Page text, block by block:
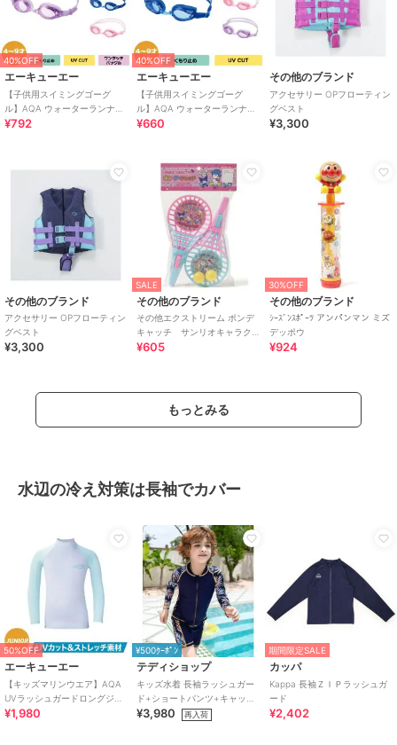
40%OFF
エーキューエー
【子供用スイミングゴーグ
ル】AQA ウォーターランナー
キッズクリック KM-1640
¥792
40%OFF
エーキューエー
【子供用スイミングゴーグ
ル】AQA ウォーターランナー
フィットキッズ KM-1641
¥660
その他のブランド
アクセサリー OPフローティン
グベスト
¥3,300
その他のブランド
アクセサリー OPフローティン
グベスト
¥3,300
SALE
その他のブランド
その他エクストリーム ポンデ
キャッチ サンリオキャラク
ターズ
¥605
30%OFF
その他のブランド
ｼｰｽﾞﾝｽﾎﾟｰﾂ アンパンマン ミズ
デッポウ
¥924
もっとみる
水辺の冷え対策は長袖でカバー
50%OFF
エーキューエー
【キッズマリンウエア】AQA
UVラッシュガードロングジュ
ニア KW-4634
¥1,980
¥500ｸｰﾎﾟﾝ
テディショップ
キッズ水着 長袖ラッシュガー
ド+ショートパンツ+キャップ
3点セット
¥3,980 再入荷
期間限定SALE
カッパ
Kappa 長袖ＺＩＰラッシュガ
ード
¥2,402